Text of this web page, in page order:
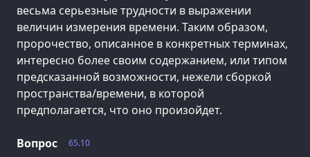
весьма серьезные трудности в выражении
величин измерения времени. Таким образом,
пророчество, описанное в конкретных терминах,
интересно более своим содержанием, или типом
предсказанной возможности, нежели сборкой
пространства/времени, в которой
предполагается, что оно произойдет.
65.10
Вопрос